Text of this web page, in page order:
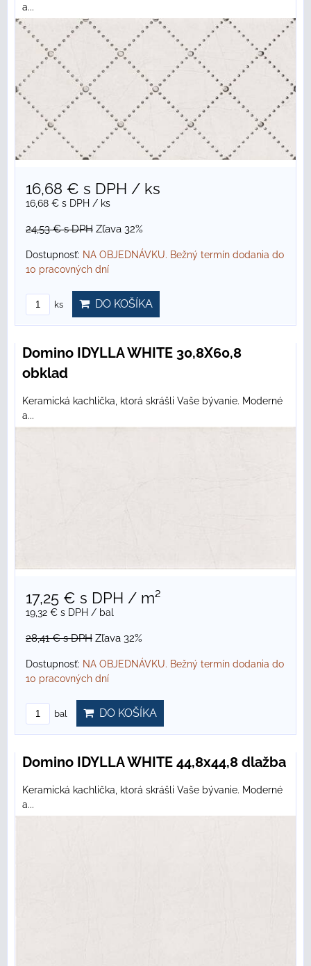
a...
16,68 € s DPH / ks
16,68 € s DPH / ks
24,53 €s DPH Zľava 32%
Dostupnosť: NA OBJEDNÁVKU. Bežný termín dodania do
10 pracovných dní
ks DO KOŠÍKA
Domino IDYLLA WHITE 30,8X60,8
obklad
Keramická kachlička, ktorá skrášli Vaše bývanie. Moderné
a...
17,25 € s DPH / m²
19,32 € s DPH / bal
28,41 €s DPH Zľava 32%
Dostupnosť: NA OBJEDNÁVKU. Bežný termín dodania do
10 pracovných dní
bal DO KOŠÍKA
Domino IDYLLA WHITE 44,8x44,8 dlažba
Keramická kachlička, ktorá skrášli Vaše bývanie. Moderné
a...